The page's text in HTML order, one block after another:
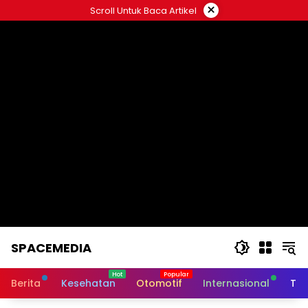
to
Scroll Untuk Baca Artikel ×
SPACEMEDIA
Berita Kesehatan Otomotif Internasional